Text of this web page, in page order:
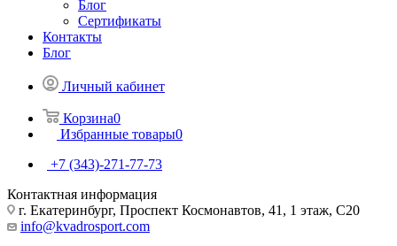
Блог
Сертификаты
Контакты
Блог
Личный кабинет
Корзина0
Избранные товары0
+7 (343)-271-77-73
Контактная информация
г. Екатеринбург, Проспект Космонавтов, 41, 1 этаж, С20
info@kvadrosport.com